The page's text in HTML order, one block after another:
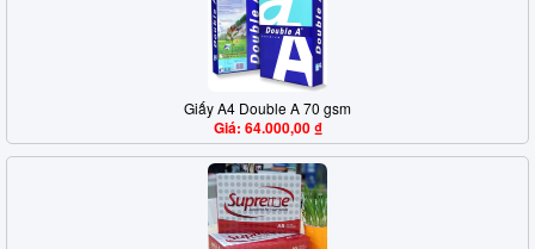
Giấy A4 Double A 70 gsm
Giá: 64.000,00 ₫